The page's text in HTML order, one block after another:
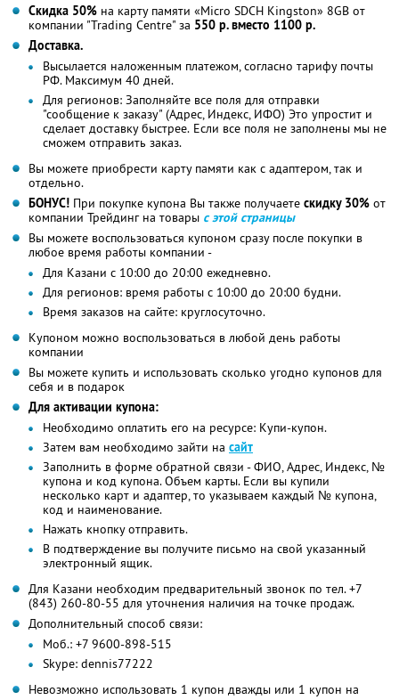
Скидка 50% на карту памяти «Micro SDCH Kingston» 8GB от
компании "Trading Centre" за 550 р. вместо 1100 р.
Доставка.
Высылается наложенным платежом, согласно тарифу почты
РФ. Максимум 40 дней.
Для регионов: Заполняйте все поля для отправки
"сообщение к заказу" (Адрес, Индекс, ИФО) Это упростит и
сделает доставку быстрее. Если все поля не заполнены мы не
сможем отправить заказ.
Вы можете приобрести карту памяти как с адаптером, так и
отдельно.
БОНУС! При покупке купона Вы также получаете скидку 30% от
компании Трейдинг на товары с этой страницы
Вы можете воспользоваться купоном сразу после покупки в
любое время работы компании -
Для Казани с 10:00 до 20:00 ежедневно.
Для регионов: время работы с 10:00 до 20:00 будни.
Время заказов на сайте: круглосуточно.
Купоном можно воспользоваться в любой день работы
компании
Вы можете купить и использовать сколько угодно купонов для
себя и в подарок
Для активации купона:
Необходимо оплатить его на ресурсе: Купи-купон.
Затем вам необходимо зайти на сайт
Заполнить в форме обратной связи - ФИО, Адрес, Индекс, №
купона и код купона. Объем карты. Если вы купили
несколько карт и адаптер, то указываем каждый № купона,
код и наименование.
Нажать кнопку отправить.
В подтверждение вы получите письмо на свой указанный
электронный ящик.
Для Казани необходим предварительный звонок по тел. +7
(843) 260-80-55 для уточнения наличия на точке продаж.
Дополнительный способ связи:
Моб.: +7 9600-898-515
Skype: dennis77222
Невозможно использовать 1 купон дважды или 1 купон на